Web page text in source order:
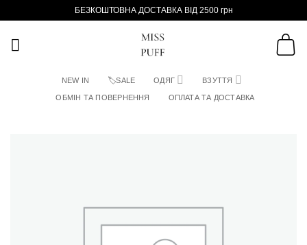
БЕЗКОШТОВНА ДОСТАВКА ВІД 2500 грн
NEW IN 🏷SALE ОДЯГ ВЗУТТЯ
ОБМІН ТА ПОВЕРНЕННЯ ОПЛАТА ТА ДОСТАВКА